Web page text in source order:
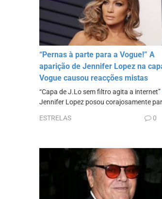
“Pernas à parte para a Vogue!” A
aparição de Jennifer Lopez na
Vogue causou reacções mistas
“Capa de J.Lo sem filtro agita a internet”
Jennifer Lopez posou corajosamente
ESTRELAS 0